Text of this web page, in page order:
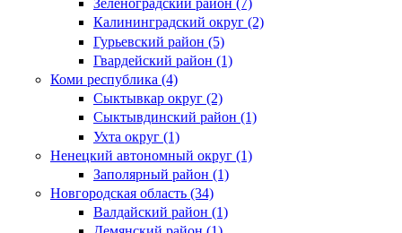
Зеленоградский район (7)
Калининградский округ (2)
Гурьевский район (5)
Гвардейский район (1)
Коми республика (4)
Сыктывкар округ (2)
Сыктывдинский район (1)
Ухта округ (1)
Ненецкий автономный округ (1)
Заполярный район (1)
Новгородская область (34)
Валдайский район (1)